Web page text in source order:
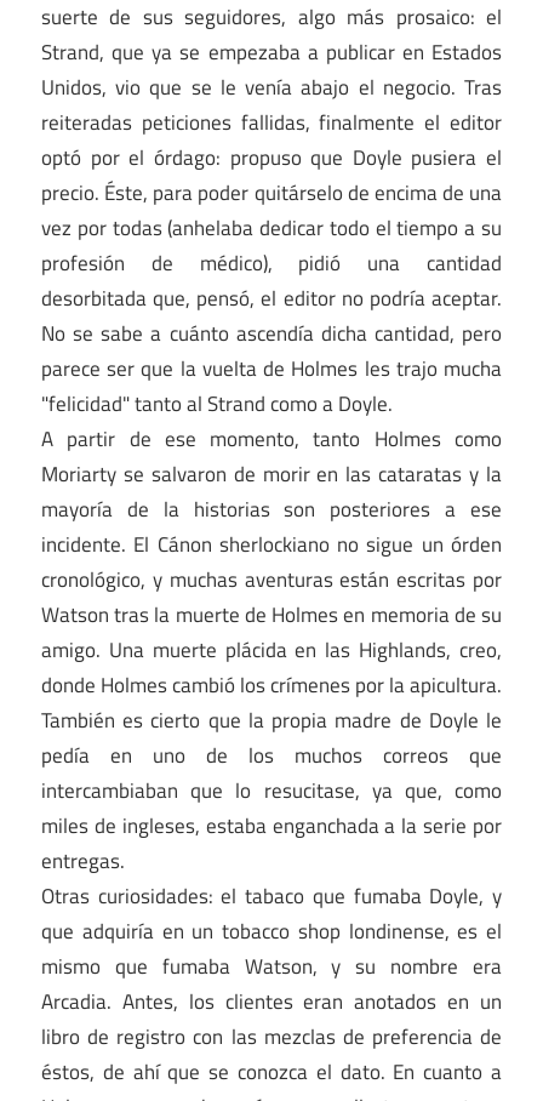
suerte de sus seguidores, algo más prosaico: el
Strand, que ya se empezaba a publicar en Estados
Unidos, vio que se le venía abajo el negocio. Tras
reiteradas peticiones fallidas, finalmente el editor
optó por el órdago: propuso que Doyle pusiera el
precio. Éste, para poder quitárselo de encima de una
vez por todas (anhelaba dedicar todo el tiempo a su
profesión de médico), pidió una cantidad
desorbitada que, pensó, el editor no podría aceptar.
No se sabe a cuánto ascendía dicha cantidad, pero
parece ser que la vuelta de Holmes les trajo mucha
"felicidad" tanto al Strand como a Doyle.
A partir de ese momento, tanto Holmes como
Moriarty se salvaron de morir en las cataratas y la
mayoría de la historias son posteriores a ese
incidente. El Cánon sherlockiano no sigue un órden
cronológico, y muchas aventuras están escritas por
Watson tras la muerte de Holmes en memoria de su
amigo. Una muerte plácida en las Highlands, creo,
donde Holmes cambió los crímenes por la apicultura.
También es cierto que la propia madre de Doyle le
pedía en uno de los muchos correos que
intercambiaban que lo resucitase, ya que, como
miles de ingleses, estaba enganchada a la serie por
entregas.
Otras curiosidades: el tabaco que fumaba Doyle, y
que adquiría en un tobacco shop londinense, es el
mismo que fumaba Watson, y su nombre era
Arcadia. Antes, los clientes eran anotados en un
libro de registro con las mezclas de preferencia de
éstos, de ahí que se conozca el dato. En cuanto a